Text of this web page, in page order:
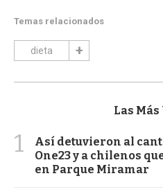
Temas relacionados
dieta
Las
1
Así detuvieron al
One23 y a chilenos
en Parque Miramar